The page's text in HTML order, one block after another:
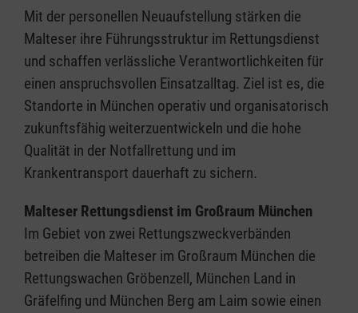
Mit der personellen Neuaufstellung stärken die
Malteser ihre Führungsstruktur im Rettungsdienst
und schaffen verlässliche Verantwortlichkeiten für
einen anspruchsvollen Einsatzalltag. Ziel ist es, die
Standorte in München operativ und organisatorisch
zukunftsfähig weiterzuentwickeln und die hohe
Qualität in der Notfallrettung und im
Krankentransport dauerhaft zu sichern.
Malteser Rettungsdienst im Großraum München
Im Gebiet von zwei Rettungszweckverbänden
betreiben die Malteser im Großraum München die
Rettungswachen Gröbenzell, München Land in
Gräfelfing und München Berg am Laim sowie einen